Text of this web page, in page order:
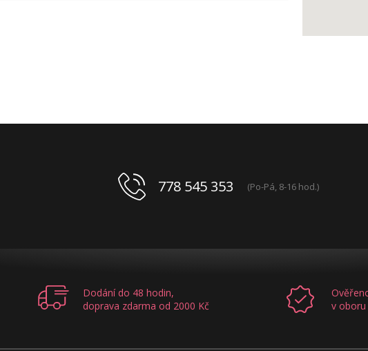
778 545 353 (Po-Pá, 8-16 hod.)
Dodání do 48 hodin,
doprava zdarma od 2000 Kč
v oboru